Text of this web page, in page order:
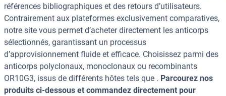
références bibliographiques et des retours d’utilisateurs.
Contrairement aux plateformes exclusivement comparatives,
notre site vous permet d’acheter directement les anticorps
sélectionnés, garantissant un processus
d’approvisionnement fluide et efficace. Choisissez parmi des
anticorps polyclonaux, monoclonaux ou recombinants
OR10G3, issus de différents hôtes tels que . Parcourez nos
produits ci-dessous et commandez directement pour